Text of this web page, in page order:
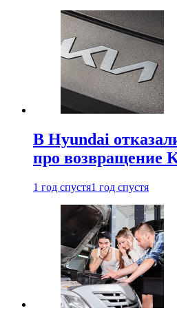
В Hyundai
про возвращение
1 год спустя1 год спустя